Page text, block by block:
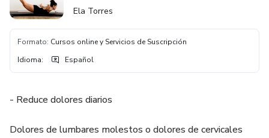
Ela Torres
Formato: Cursos online y Servicios de Suscripción
Idioma: Español
- Reduce dolores diarios
Dolores de lumbares molestos o dolores de cervicales